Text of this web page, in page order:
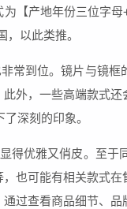
【产地年份三位字
以此类推。
常到位。镜片与镜
外，一些高端款式
深刻的印象。
得优雅又俏皮。至于
也可能有相关款式
过查看商品细节、品